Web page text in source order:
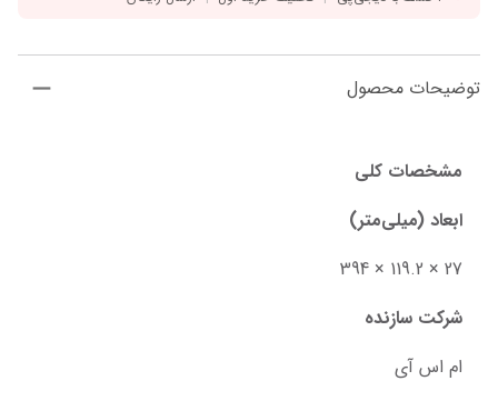
توضیحات محصول
مشخصات کلی
ابعاد (میلی‌متر)
27 × 119.2 × 394
شرکت سازنده
ام اس آی